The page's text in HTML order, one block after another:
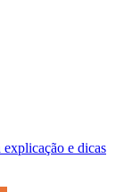
e dicas